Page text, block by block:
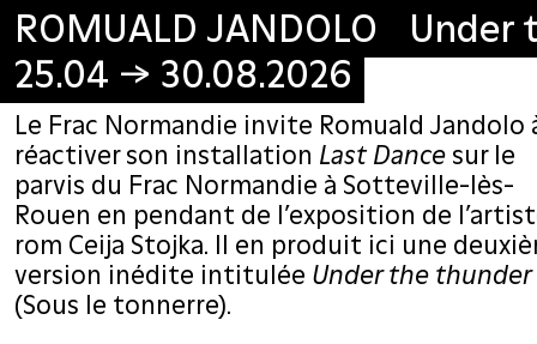
ROMUALD JANDOLO Under
25.04 → 30.08.2026
ROMUALD JANDOLO Under
25.04 → 30.08.2026
Le Frac Normandie invite Romuald Jandolo
réactiver son installation Last Dance sur le
parvis du Frac Normandie à Sotteville-lès-
Rouen en pendant de l’exposition de
rom Ceija Stojka. Il en produit ici une
version inédite intitulée Under the thunder
(Sous le tonnerre).